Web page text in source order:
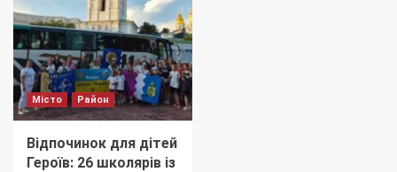
Місто Район
Відпочинок для дітей
Героїв: 26 школярів із